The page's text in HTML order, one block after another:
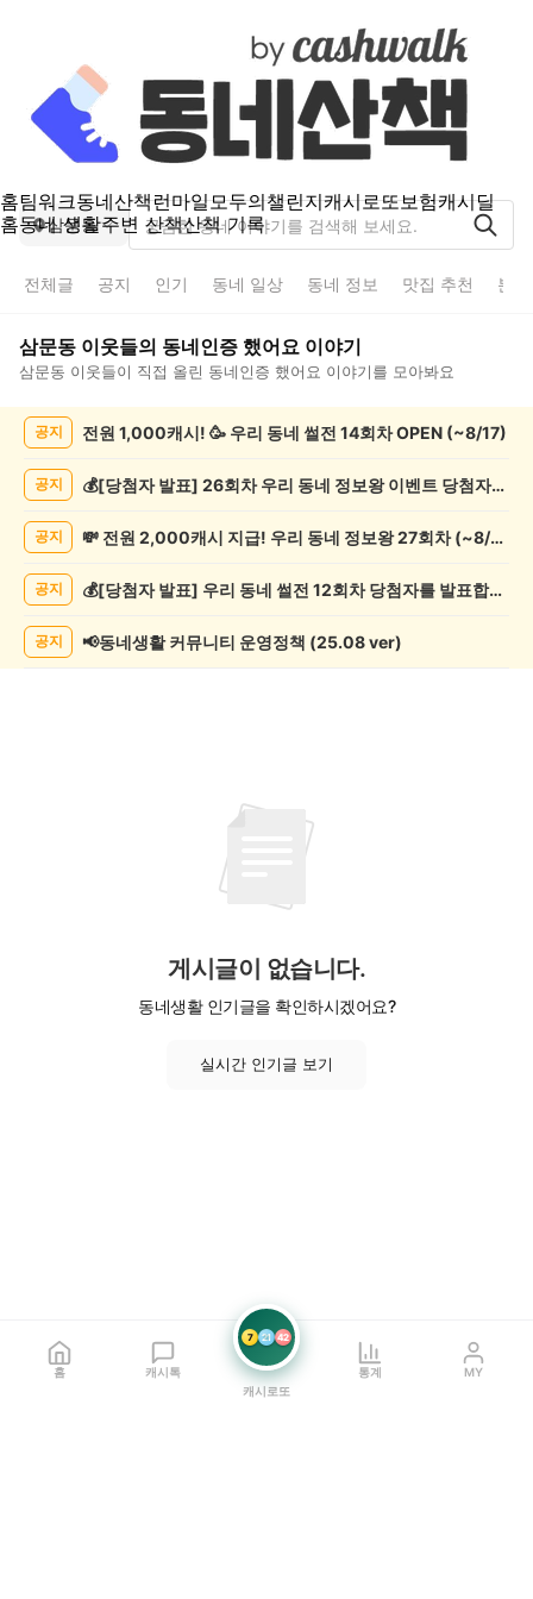
홈팀워크동네산책런마일모두의챌린지캐시로또보험캐시딜
홈동네 생활주변 산책산책 기록
삼문동
전체글 공지 인기 동네 일상 동네 정보 맛집 추천 분
삼문동 이웃들의 동네인증 했어요 이야기
삼문동 이웃들이 직접 올린 동네인증 했어요 이야기를 모아봐요
시
공지 전원 1,000캐시! 🥳 우리 동네 썰전 14회차 OPEN (~8/17)
공지 💰[당첨자 발표] 26회차 우리 동네 정보왕 이벤트 당첨자를 발표합니다!
공지 💸 전원 2,000캐시 지급! 우리 동네 정보왕 27회차 (~8/10)
공지 💰[당첨자 발표] 우리 동네 썰전 12회차 당첨자를 발표합니다!
공지 📢동네생활 커뮤니티 운영정책 (25.08 ver)
게시글이 없습니다.
동네생활 인기글을 확인하시겠어요?
실시간 인기글 보기
홈 캐시톡
7 21 42
캐시로또
통계 MY